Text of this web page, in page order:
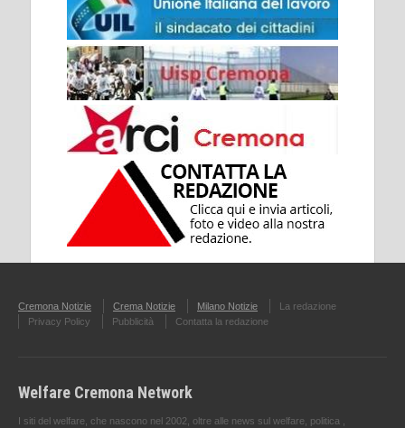
Cremona Notizie Crema Notizie Milano Notizie
La redazione
Privacy Policy
Pubblicità Contatta la redazione
Welfare Cremona Network
I siti del welfare, che nascono nel 2002, oltre alle news sul welfare, politica ,